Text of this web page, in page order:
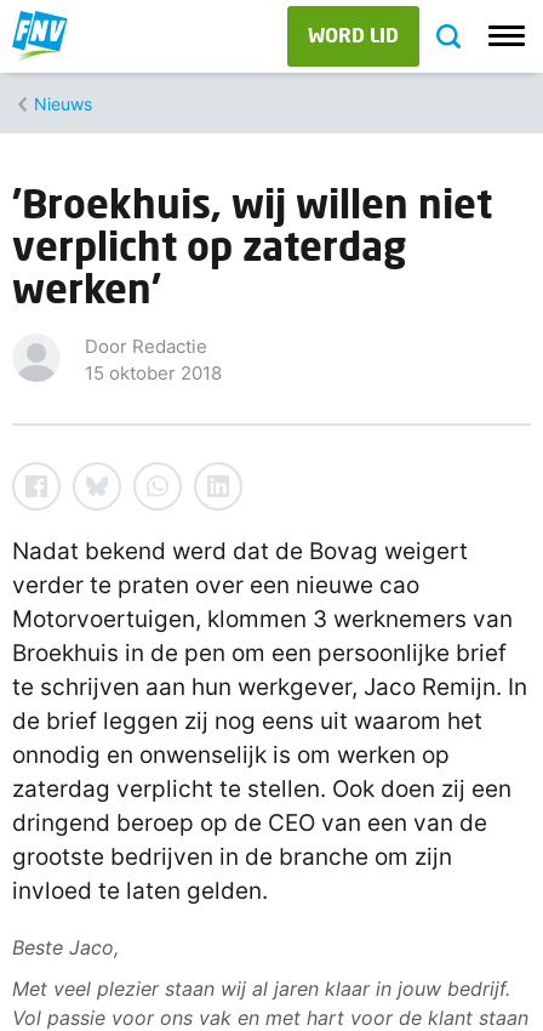
WORD LID
Nieuws
'Broekhuis, wij willen niet
verplicht op zaterdag
werken'
Door Redactie
15 oktober 2018
Nadat bekend werd dat de Bovag weigert
verder te praten over een nieuwe cao
Motorvoertuigen, klommen 3 werknemers van
Broekhuis in de pen om een persoonlijke brief
te schrijven aan hun werkgever, Jaco Remijn. In
de brief leggen zij nog eens uit waarom het
onnodig en onwenselijk is om werken op
zaterdag verplicht te stellen. Ook doen zij een
dringend beroep op de CEO van een van de
grootste bedrijven in de branche om zijn
invloed te laten gelden.
Beste Jaco,
Met veel plezier staan wij al jaren klaar in jouw bedrijf.
Vol passie voor ons vak en met hart voor de klant staan